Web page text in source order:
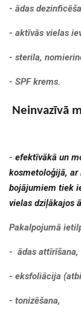
- ādas
- aktīvās vielas
- sterila,
- SPF krems.
Neinvazīvā
- efektīvākā un
kosmetoloģijā, ar
bojājumiem tiek
vielas dziļākajos
Pakalpojumā
- ādas attīrīšana,
- eksfoliācija
- tonizēšana,